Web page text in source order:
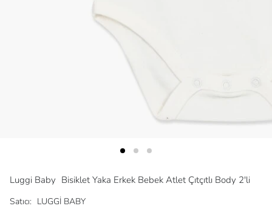
Luggi Baby Bisiklet Yaka Erkek Bebek Atlet Çıtçıtlı Body 2'li
Satıcı: LUGGİ BABY